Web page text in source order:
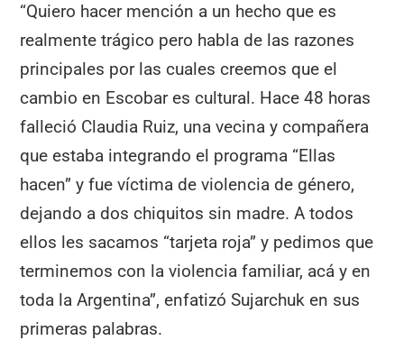
“Quiero hacer mención a un hecho que es
realmente trágico pero habla de las razones
principales por las cuales creemos que el
cambio en Escobar es cultural. Hace 48 horas
falleció Claudia Ruiz, una vecina y compañera
que estaba integrando el programa “Ellas
hacen” y fue víctima de violencia de género,
dejando a dos chiquitos sin madre. A todos
ellos les sacamos “tarjeta roja” y pedimos que
terminemos con la violencia familiar, acá y en
toda la Argentina”, enfatizó Sujarchuk en sus
primeras palabras.